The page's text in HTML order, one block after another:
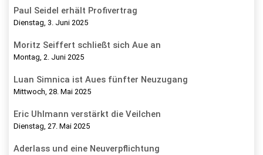
Paul Seidel erhält Profivertrag
Dienstag, 3. Juni 2025
Moritz Seiffert schließt sich Aue an
Montag, 2. Juni 2025
Luan Simnica ist Aues fünfter Neuzugang
Mittwoch, 28. Mai 2025
Eric Uhlmann verstärkt die Veilchen
Dienstag, 27. Mai 2025
Aderlass und eine Neuverpflichtung